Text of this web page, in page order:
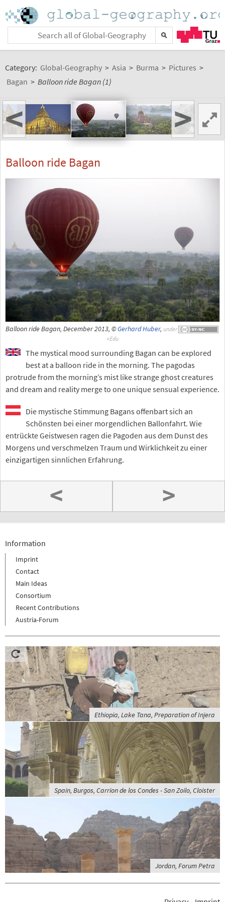
Category: Global-Geography > Asia > Burma > Pictures >
Bagan > Balloon ride Bagan (1)
< >
Balloon ride Bagan
Balloon ride Bagan, December 2013, ©Gerhard Huber, under
The mystical mood surrounding Bagan can be explored
best at a balloon ride in the morning. The pagodas
protrude from the morning’s mist like strange ghost creatures
and dream and reality merge to one unique sensual experience.
Die mystische Stimmung Bagans offenbart sich an
Schönsten bei einer morgendlichen Ballonfahrt. Wie
entrückte Geistwesen ragen die Pagoden aus dem Dunst des
Morgens und verschmelzen Traum und Wirklichkeit zu einer
einzigartigen sinnlichen Erfahrung.
< >
Information
Imprint
Contact
Main Ideas
Consortium
Recent Contributions
Austria-Forum
Ethiopia, Lake Tana, Preparation of Injera
Spain, Burgos, Carrion de los Condes - San Zoilo, Cloister
Jordan, Forum Petra